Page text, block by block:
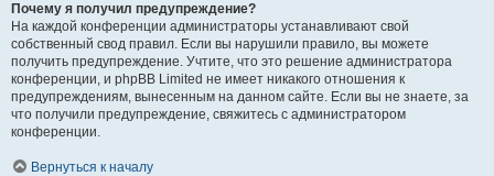
Почему я получил предупреждение?
На каждой конференции администраторы устанавливают свой
собственный свод правил. Если вы нарушили правило, вы можете
получить предупреждение. Учтите, что это решение администратора
конференции, и phpBB Limited не имеет никакого отношения к
предупреждениям, вынесенным на данном сайте. Если вы не знаете, за
что получили предупреждение, свяжитесь с администратором
конференции.
Вернуться к началу